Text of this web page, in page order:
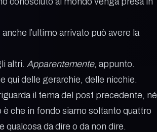
l’ultimo arrivato può avere la
altri. Apparentemente, appunto.
qui delle gerarchie, delle nicchie.
il tema del post precedente, né
che in fondo siamo soltanto quattro
da dire o da non dire.